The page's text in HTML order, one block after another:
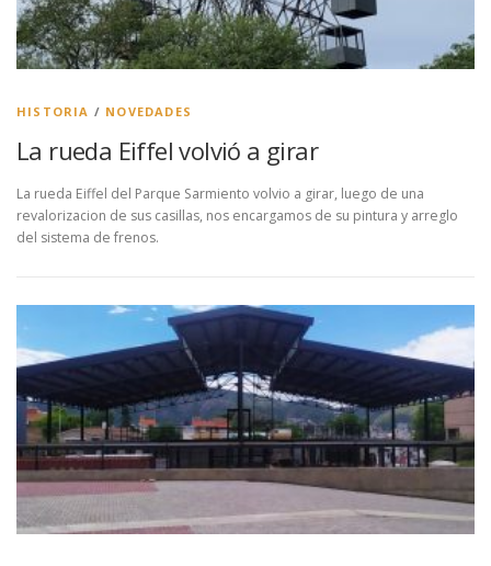
HISTORIA / NOVEDADES
La rueda Eiffel volvió a girar
La rueda Eiffel del Parque Sarmiento volvio a girar, luego de una
revalorizacion de sus casillas, nos encargamos de su pintura y arreglo
del sistema de frenos.